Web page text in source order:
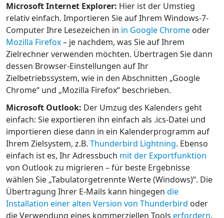
Microsoft Internet Explorer: Hier ist der Umstieg
relativ einfach. Importieren Sie auf Ihrem Windows-7-
Computer Ihre Lesezeichen in in Google Chrome oder
Mozilla Firefox– je nachdem, was Sie auf Ihrem
Zielrechner verwenden möchten. Übertragen Sie dann
dessen Browser-Einstellungen auf Ihr
Zielbetriebssystem, wie in den Abschnitten „Google
Chrome“ und „Mozilla Firefox“ beschrieben.
Microsoft Outlook: Der Umzug des Kalenders geht
einfach: Sie exportieren ihn einfach als .ics-Datei und
importieren diese dann in ein Kalenderprogramm auf
Ihrem Zielsystem, z.B. Thunderbird Lightning. Ebenso
einfach ist es, Ihr Adressbuch mit der Exportfunktion
von Outlook zu migrieren – für beste Ergebnisse
wählen Sie „Tabulatorgetrennte Werte (Windows)“. Die
Übertragung Ihrer E-Mails kann hingegen die
Installation einer alten Version von Thunderbird oder
die Verwendung eines kommerziellen Tools erfordern.